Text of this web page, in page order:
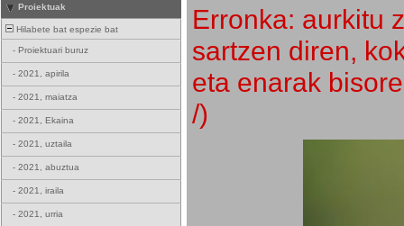
Proiektuak
Hilabete bat espezie bat
- Proiektuari buruz
- 2021, apirila
- 2021, maiatza
- 2021, Ekaina
- 2021, uztaila
- 2021, abuztua
- 2021, iraila
- 2021, urria
Erronka: aurkitu
sartzen diren,
eta enarak
/)